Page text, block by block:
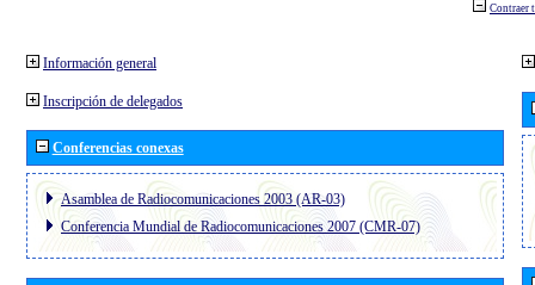
Contraer
Información general
Inscripción de delegados
Conferencias conexas
Asamblea de Radiocomunicaciones 2003 (AR-03)
Conferencia Mundial de Radiocomunicaciones 2007 (CMR-07)